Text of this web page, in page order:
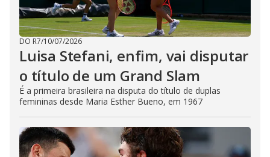
DO R7/10/07/2026
Luisa Stefani, enfim, vai disputar
o título de um Grand Slam
É a primeira brasileira na disputa do título de duplas
femininas desde Maria Esther Bueno, em 1967